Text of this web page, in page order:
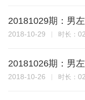
20181029期：男
2018-10-29 时长：
20181026期：男
2018-10-26 时长：